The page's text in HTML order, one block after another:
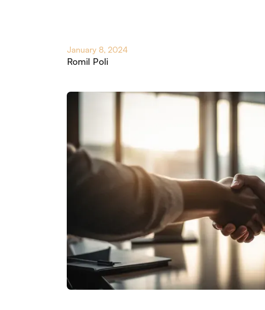
January 8, 2024
Romil Poli